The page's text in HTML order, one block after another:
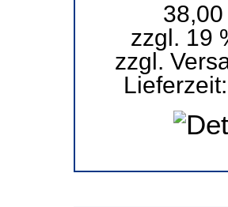
zzgl. 19
zzgl.
Lieferzeit: